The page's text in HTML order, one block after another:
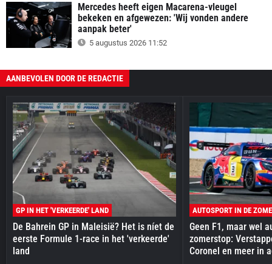
Mercedes heeft eigen Macarena-vleugel
bekeken en afgewezen: 'Wij vonden andere
aanpak beter'
5 augustus 2026 11:52
AANBEVOLEN DOOR DE REDACTIE
GP IN HET 'VERKEERDE' LAND
De Bahrein GP in Maleisië? Het is níet de
eerste Formule 1-race in het 'verkeerde'
land
AUTOSPORT IN DE
Geen F1, maar wel
zomerstop:
Coronel en meer in